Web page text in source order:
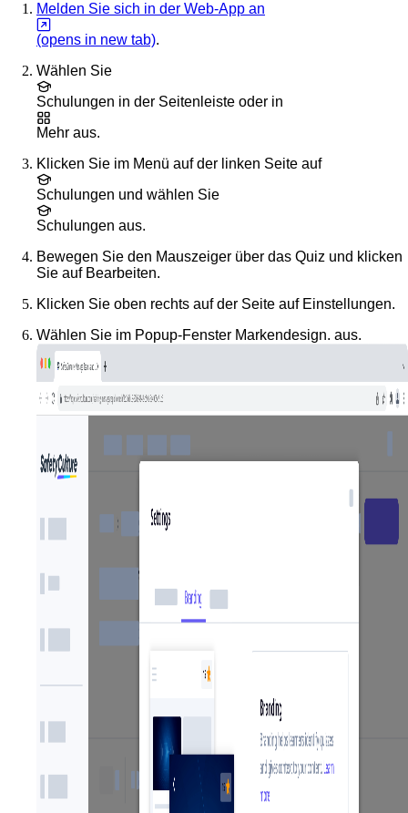
Melden Sie sich in der Web-App an
(opens in new tab).
Wählen Sie
Schulungen in der Seitenleiste oder in
Mehr aus.
Klicken Sie im Menü auf der linken Seite auf
Schulungen und wählen Sie
Schulungen aus.
Bewegen Sie den Mauszeiger über das Quiz und klicken
Sie auf Bearbeiten.
Klicken Sie oben rechts auf der Seite auf Einstellungen.
Wählen Sie im Popup-Fenster Markendesign. aus.